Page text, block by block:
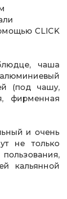
CLICK
чаша
(под чашу,
фирменная
и очень
не только
кальянной